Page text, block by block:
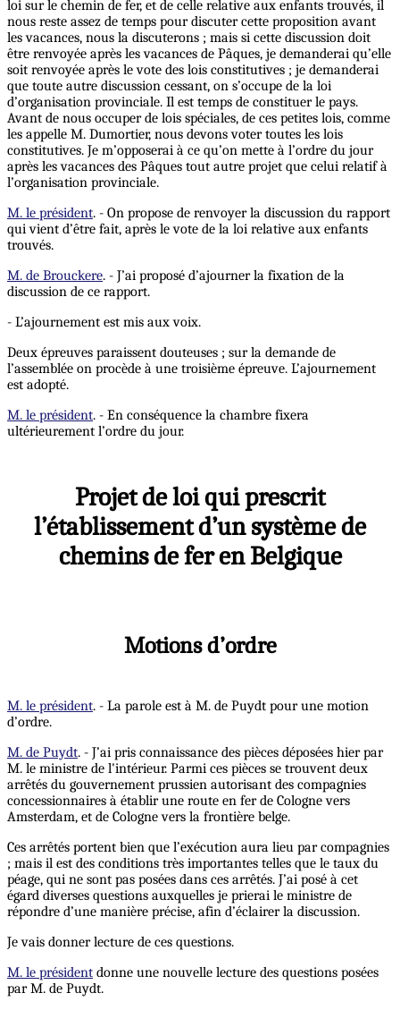
loi sur le chemin de fer, et de celle relative aux enfants trouvés, il
nous reste assez de temps pour discuter cette proposition avant
les vacances, nous la discuterons ; mais si cette discussion doit
être renvoyée après les vacances de Pâques, je demanderai qu’elle
soit renvoyée après le vote des lois constitutives ; je demanderai
que toute autre discussion cessant, on s’occupe de la loi
d’organisation provinciale. Il est temps de constituer le pays.
Avant de nous occuper de lois spéciales, de ces petites lois, comme
les appelle M. Dumortier, nous devons voter toutes les lois
constitutives. Je m’opposerai à ce qu’on mette à l’ordre du jour
après les vacances des Pâques tout autre projet que celui relatif à
l’organisation provinciale.
M. le président. - On propose de renvoyer la discussion du rapport
qui vient d’être fait, après le vote de la loi relative aux enfants
trouvés.
M. de Brouckere. - J’ai proposé d’ajourner la fixation de la
discussion de ce rapport.
- L’ajournement est mis aux voix.
Deux épreuves paraissent douteuses ; sur la demande de
l’assemblée on procède à une troisième épreuve. L’ajournement
est adopté.
M. le président. - En conséquence la chambre fixera
ultérieurement l’ordre du jour.
Projet de loi qui prescrit
l’établissement d’un système de
chemins de fer en Belgique
Motions d’ordre
M. le président. - La parole est à M. de Puydt pour une motion
d’ordre.
M. de Puydt. - J’ai pris connaissance des pièces déposées hier par
M. le ministre de l'intérieur. Parmi ces pièces se trouvent deux
arrêtés du gouvernement prussien autorisant des compagnies
concessionnaires à établir une route en fer de Cologne vers
Amsterdam, et de Cologne vers la frontière belge.
Ces arrêtés portent bien que l’exécution aura lieu par compagnies
; mais il est des conditions très importantes telles que le taux du
péage, qui ne sont pas posées dans ces arrêtés. J’ai posé à cet
égard diverses questions auxquelles je prierai le ministre de
répondre d’une manière précise, afin d’éclairer la discussion.
Je vais donner lecture de ces questions.
M. le président donne une nouvelle lecture des questions posées
par M. de Puydt.